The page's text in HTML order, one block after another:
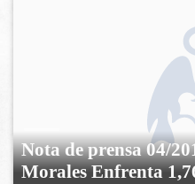
Nota de prensa 04/
Morales Enfrenta